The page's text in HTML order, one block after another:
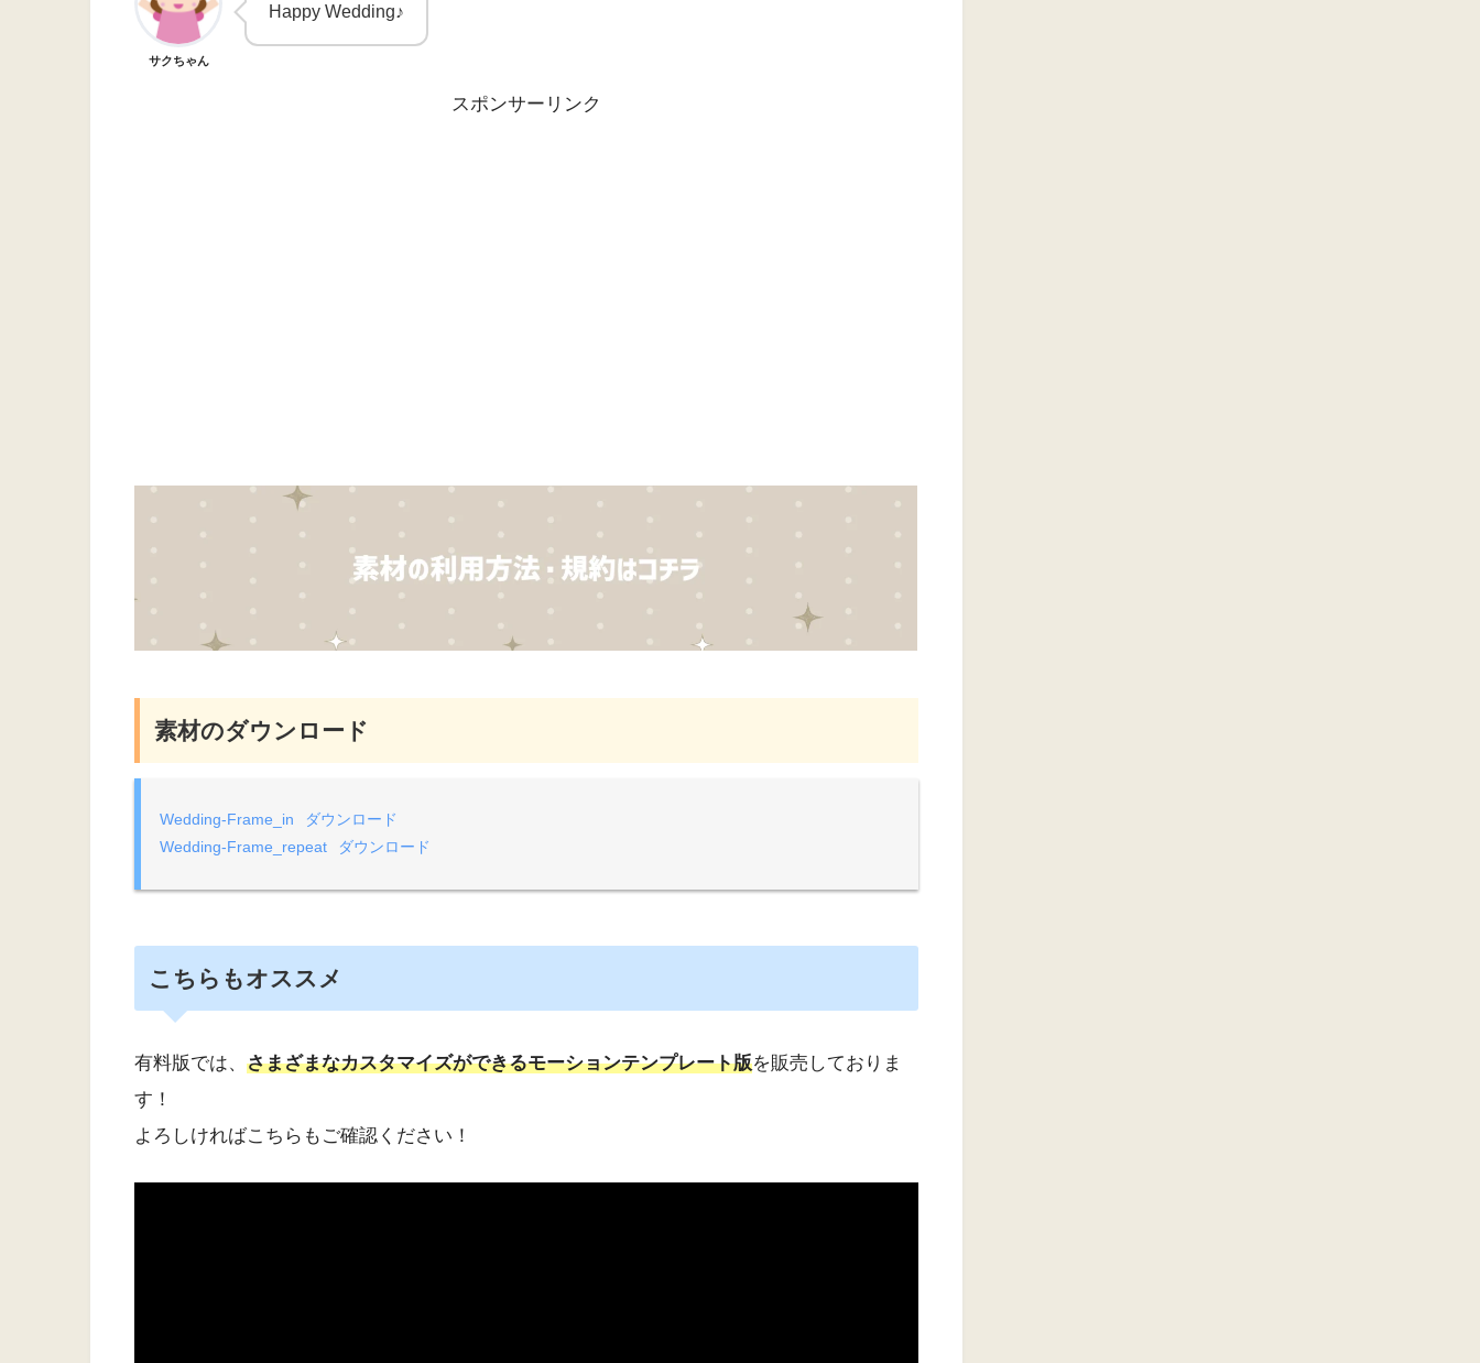
サクちゃん
Happy Wedding♪
スポンサーリンク
素材のダウンロード
Wedding-Frame_in
ダウンロード
Wedding-Frame_repeat
ダウンロード
こちらもオススメ
有料版では、 さまざまなカスタマイズができるモーションテンプレート版を販売しておりま
す！
よろしければこちらもご確認ください！